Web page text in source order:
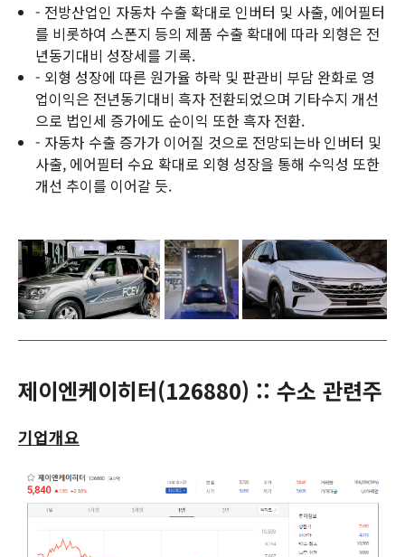
- 전방산업인 자동차 수출 확대로 인버터 및 사출, 에어필터
를 비롯하여 스폰지 등의 제품 수출 확대에 따라 외형은 전
년동기대비 성장세를 기록.
- 외형 성장에 따른 원가율 하락 및 판관비 부담 완화로 영
업이익은 전년동기대비 흑자 전환되었으며 기타수지 개선
으로 법인세 증가에도 순이익 또한 흑자 전환.
- 자동차 수출 증가가 이어질 것으로 전망되는바 인버터 및
사출, 에어필터 수요 확대로 외형 성장을 통해 수익성 또한
개선 추이를 이어갈 듯.
제이엔케이히터(126880) :: 수소 관련주
기업개요